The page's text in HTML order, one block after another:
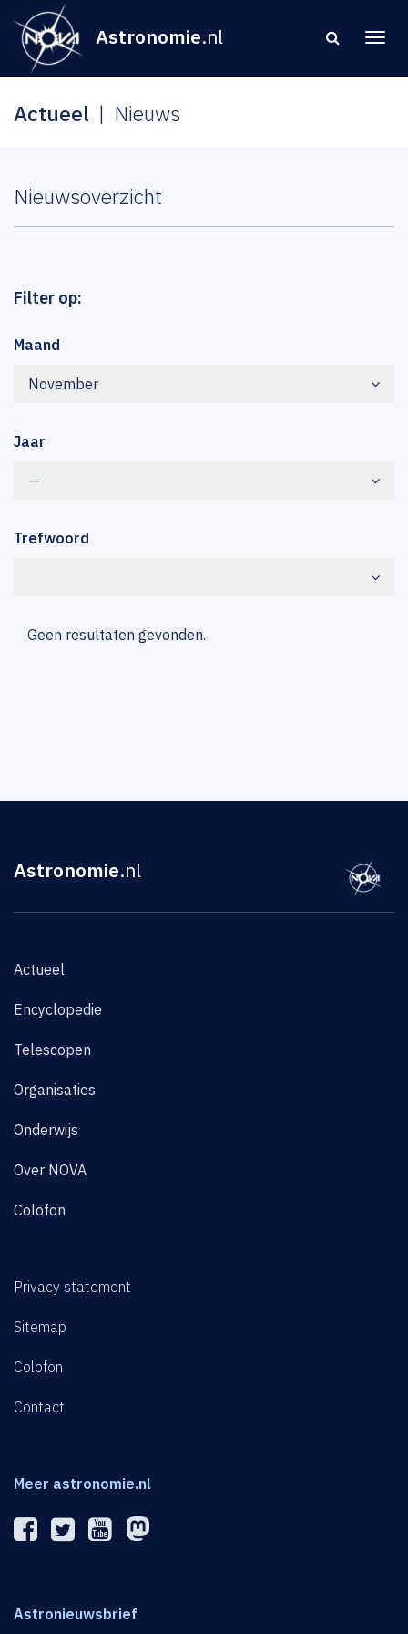
Astronomie.nl
Actueel Nieuws
Nieuwsoverzicht
Filter op:
Maand
November
Jaar
—
Trefwoord
Geen resultaten gevonden.
Astronomie.nl
Actueel
Encyclopedie
Telescopen
Organisaties
Onderwijs
Over NOVA
Colofon
Privacy statement
Sitemap
Colofon
Contact
Meer astronomie.nl
Astronieuwsbrief